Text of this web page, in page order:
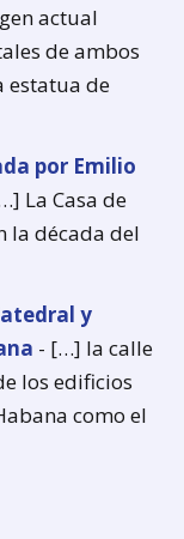
actual
de ambos
estatua de
por Emilio
La Casa de
la década del
y
- […] la calle
los edificios
como el